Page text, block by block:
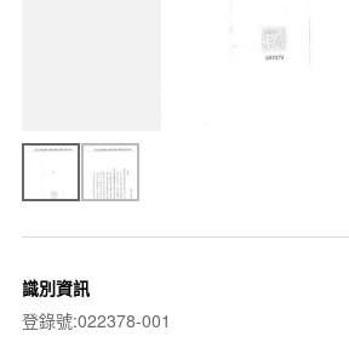
識別資訊
登錄號:022378-001